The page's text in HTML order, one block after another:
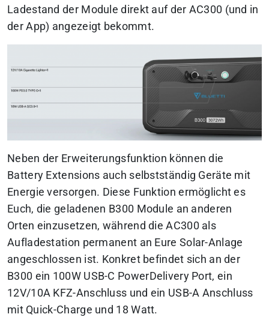
Ladestand der Module direkt auf der AC300 (und in
der App) angezeigt bekommt.
Neben der Erweiterungsfunktion können die
Battery Extensions auch selbstständig Geräte mit
Energie versorgen. Diese Funktion ermöglicht es
Euch, die geladenen B300 Module an anderen
Orten einzusetzen, während die AC300 als
Aufladestation permanent an Eure Solar-Anlage
angeschlossen ist. Konkret befindet sich an der
B300 ein 100W USB-C PowerDelivery Port, ein
12V/10A KFZ-Anschluss und ein USB-A Anschluss
mit Quick-Charge und 18 Watt.